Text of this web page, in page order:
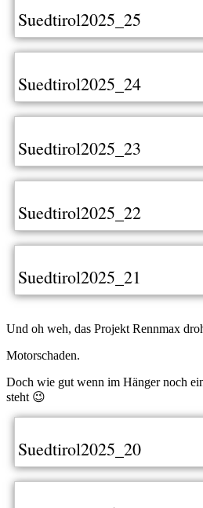
Suedtirol2025_25
Suedtirol2025_24
Suedtirol2025_23
Suedtirol2025_22
Suedtirol2025_21
Und oh weh, das Projekt Rennmax
Motorschaden.
Doch wie gut wenn im Hänger noch
steht 😉
Suedtirol2025_20